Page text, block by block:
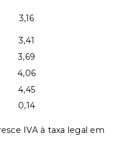
3,16
3,41
3,69
4,06
4,45
0,14
IVA à taxa legal em